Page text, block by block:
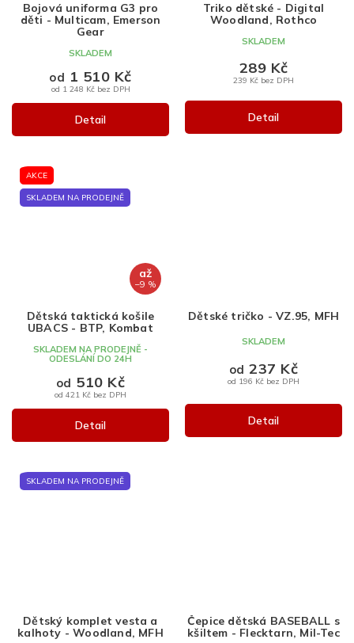
Bojová uniforma G3 pro
děti - Multicam, Emerson
Gear
SKLADEM
od 1 248 Kč bez DPH
od 1 510 Kč
Detail
Triko dětské - Digital
Woodland, Rothco
SKLADEM
239 Kč bez DPH
289 Kč
Detail
AKCE
SKLADEM NA PRODEJNĚ
až
–9 %
Dětská taktická košile
UBACS - BTP, Kombat
SKLADEM NA PRODEJNĚ -
ODESLÁNÍ DO 24H
od 421 Kč bez DPH
od 510 Kč
Detail
Dětské tričko - VZ.95, MFH
SKLADEM
od 196 Kč bez DPH
od 237 Kč
Detail
SKLADEM NA PRODEJNĚ
Dětský komplet vesta a
kalhoty - Woodland, MFH
Čepice dětská BASEBALL s
kšiltem - Flecktarn, Mil-Tec